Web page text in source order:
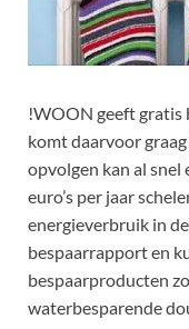
!WOON geeft gratis
komt daarvoor
opvolgen kan al
euro’s per jaar
energieverbruik in
bespaarrapport en
bespaarproducten
waterbesparende